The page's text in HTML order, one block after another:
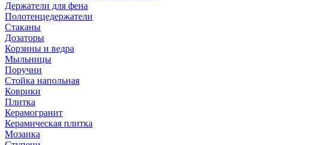
Держатели для фена
Полотенцедержатели
Стаканы
Дозаторы
Корзины и ведра
Мыльницы
Поручни
Стойка напольная
Коврики
Плитка
Керамогранит
Керамическая плитка
Мозаика